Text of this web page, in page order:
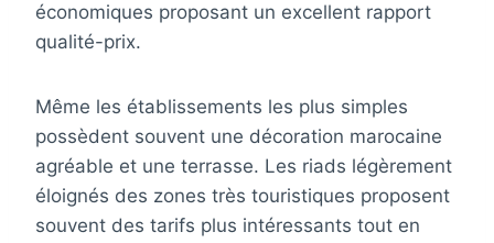
économiques proposant un excellent rapport
qualité-prix.
Même les établissements les plus simples
possèdent souvent une décoration marocaine
agréable et une terrasse. Les riads légèrement
éloignés des zones très touristiques proposent
souvent des tarifs plus intéressants tout en